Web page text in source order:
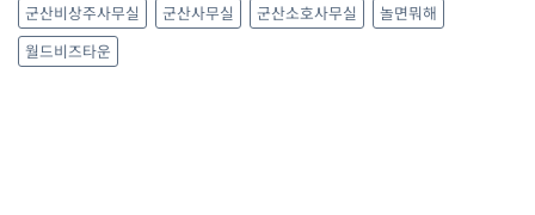
군산비상주사무실
군산사무실 군산소호사무실
놀면뭐해
월드비즈타운